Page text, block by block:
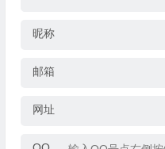
昵称
邮箱
网址